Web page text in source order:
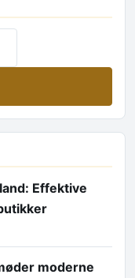
Effektive
moderne